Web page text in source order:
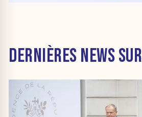
DERNIÈRES NEWS SUR